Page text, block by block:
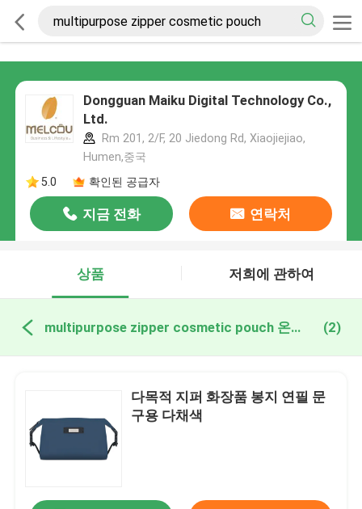
Dongguan Maiku Digital Technology Co.,
Ltd.
Rm 201, 2/F, 20 Jiedong Rd, Xiaojiejiao,
Humen,중국
5.0
확인된 공급자
지금 전화 연락처
상품 저희에 관하여
multipurpose zipper cosmetic pouch 온라인 제조 (2)
다목적 지퍼 화장품 봉지 연필 문
구용 다채색